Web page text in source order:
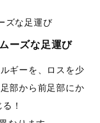
ーズな足運び
ギーを、ロスを少
部から前足部にか
！